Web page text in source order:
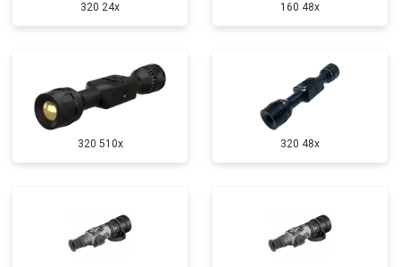
320 24x 160 48x
320 510x 320 48x